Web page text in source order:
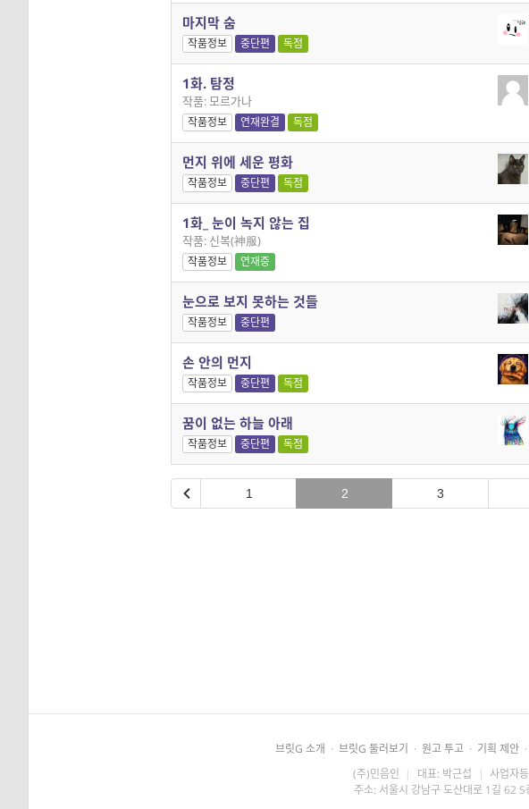
마지막 숨
작품정보 중단편 독점
1화. 탐정
작품: 모르가나
작품정보 연재완결 독점
먼지 위에 세운 평화
작품정보 중단편 독점
1화_ 눈이 녹지 않는 집
작품: 신복(神服)
작품정보 연재중
눈으로 보지 못하는 것들
작품정보 중단편
손 안의 먼지
작품정보 중단편 독점
꿈이 없는 하늘 아래
작품정보 중단편 독점
1 2 3
브릿G 소개 · 브릿G 둘러보기 · 원고 투고 · 기획 제안 ·
(주)민음인 | 대표: 박근섭 | 사업자
주소: 서울시 강남구 도산대로 1길 62 5